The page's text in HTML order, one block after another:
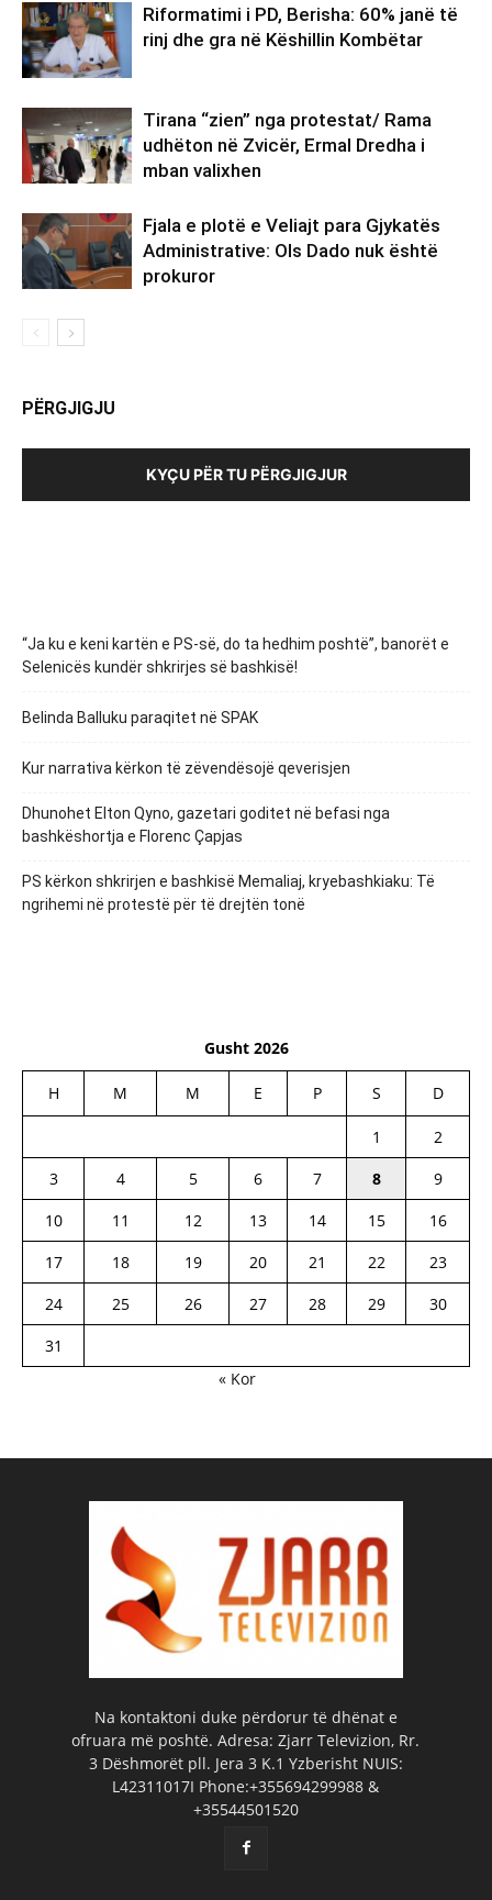
Riformatimi i PD, Berisha: 60% janë të
rinj dhe gra në Këshillin Kombëtar
Tirana “zien” nga protestat/ Rama
udhëton në Zvicër, Ermal Dredha i
mban valixhen
Fjala e plotë e Veliajt para Gjykatës
Administrative: Ols Dado nuk është
prokuror
PËRGJIGJU
KYÇU PËR TU PËRGJIGJUR
“Ja ku e keni kartën e PS-së, do ta hedhim poshtë”, banorët e
Selenicës kundër shkrirjes së bashkisë!
Belinda Balluku paraqitet në SPAK
Kur narrativa kërkon të zëvendësojë qeverisjen
Dhunohet Elton Qyno, gazetari goditet në befasi nga
bashkëshortja e Florenc Çapjas
PS kërkon shkrirjen e bashkisë Memaliaj, kryebashkiaku: Të
ngrihemi në protestë për të drejtën tonë
Gusht 2026
H M M E P S D
1
2
3
4 5 6 7 8
9
10
11 12 13 14 15
16
17
18 19 20 21 22
23
24
25 26 27 28 29
30
31
« Kor
Na kontaktoni duke përdorur të dhënat e
ofruara më poshtë. Adresa: Zjarr Televizion, Rr.
3 Dëshmorët pll. Jera 3 K.1 Yzberisht NUIS:
L42311017I Phone:+355694299988 &
+35544501520